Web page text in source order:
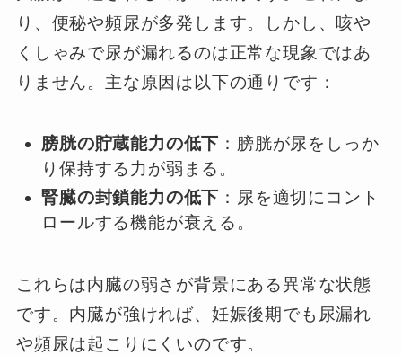
り、便秘や頻尿が多発します。しかし、咳や
くしゃみで尿が漏れるのは正常な現象ではあ
りません。主な原因は以下の通りです：
膀胱の貯蔵能力の低下 ：膀胱が尿をしっか
り保持する力が弱まる。
腎臓の封鎖能力の低下 ：尿を適切にコント
ロールする機能が衰える。
これらは内臓の弱さが背景にある異常な状態
です。内臓が強ければ、妊娠後期でも尿漏れ
や頻尿は起こりにくいのです。